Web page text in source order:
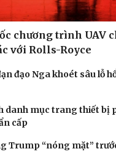
chương trình UAV
với Rolls-Royce
đạo Nga khoét sâu lỗ
danh mục trang thiết bị
cấp
Trump “nóng mặt”